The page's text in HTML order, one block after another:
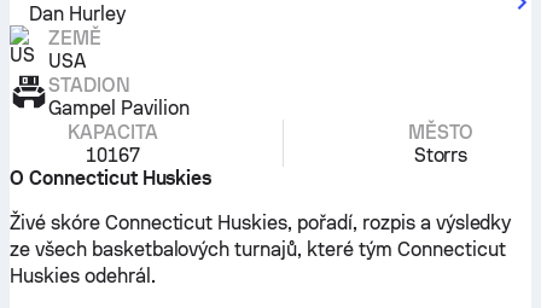
Dan Hurley
ZEMĚ
USA
STADION
Gampel Pavilion
KAPACITA
10167
MĚSTO
Storrs
O Connecticut Huskies
Živé skóre Connecticut Huskies, pořadí, rozpis a výsledky
ze všech basketbalových turnajů, které tým Connecticut
Huskies odehrál.